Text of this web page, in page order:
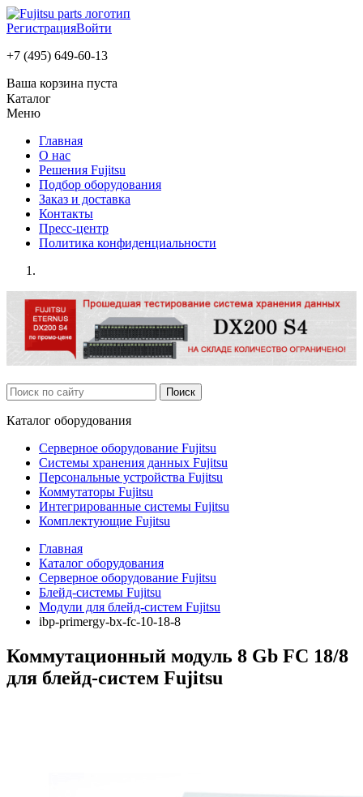
РегистрацияВойти
+7 (495) 649-60-13
Ваша корзина пуста
Каталог
Меню
Главная
О нас
Решения Fujitsu
Подбор оборудования
Заказ и доставка
Контакты
Пресс-центр
Политика конфиденциальности
Каталог оборудования
Серверное оборудование Fujitsu
Системы хранения данных Fujitsu
Персональные устройства Fujitsu
Коммутаторы Fujitsu
Интегрированные системы Fujitsu
Комплектующие Fujitsu
Главная
Каталог оборудования
Серверное оборудование Fujitsu
Блейд-системы Fujitsu
Модули для блейд-систем Fujitsu
ibp-primergy-bx-fc-10-18-8
Коммутационный модуль 8 Gb FC 18/8
для блейд-систем Fujitsu